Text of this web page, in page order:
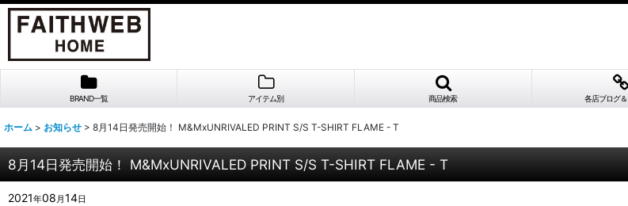
BRAND一覧 アイテム別 商品検索 各店ブログ
ホーム > お知らせ > 8月14日発売開始！ M&MxUNRIVALED PRINT S/S T-SHIRT FLAME - T
8月14日発売開始！ M&MxUNRIVALED PRINT S/S T-SHIRT FLAME - T
2021年08 月14日